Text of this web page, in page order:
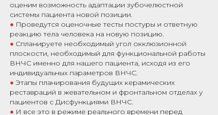
оценим возможность адаптации зубочелюстной
системы пациента новой позиции.
● Проведутся оценочные тесты постуры и ответную
реакцию тела человека на новую позицию.
● Спланируете необходимый угол окклюзионной
плоскости, необходимый для функциональной работы
ВНЧС именно для нашего пациента, исходя из его
индивидуальных параметров ВНЧС.
● Этапы планирования будущих керамических
реставраций в жевательном и фронтальном отделах у
пациентов с Дисфункциями ВНЧС.
● И все это в режиме реального времени перед